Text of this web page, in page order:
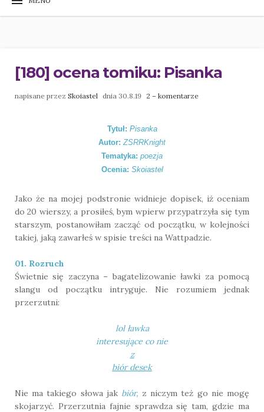
[180] ocena tomiku: Pisanka
napisane przez Skoiastel dnia 30.8.19 2 – komentarze
Tytuł: Pisanka
Autor: ZSRRKnight
Tematyka: poezja
Ocenia: Skoiastel
Jako że na mojej podstronie widnieje dopisek, iż oceniam
do 20 wierszy, a prosiłeś, bym wpierw przypatrzyła się tym
starszym, postanowiłam zacząć od początku, w kolejności
takiej, jaką zawarłeś w spisie treści na Wattpadzie.
01. Rozruch
Świetnie się zaczyna – bagatelizowanie ławki za pomocą
slangu od początku intryguje. Nie rozumiem jednak
przerzutni:
lol ławka
interesujące co nie
z
biór desek
Nie ma takiego słowa jak biór, z niczym też go nie mogę
skojarzyć. Przerzutnia fajnie sprawdza się tam, gdzie ma